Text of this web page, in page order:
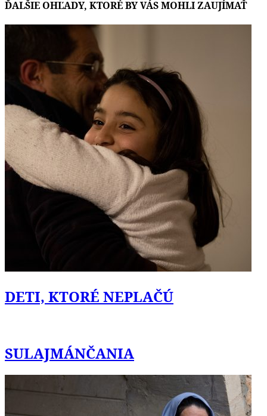
ĎALŠIE OHĽADY, KTORÉ BY VÁS MOHLI ZAUJÍMAŤ
DETI, KTORÉ NEPLAČÚ
SULAJMÁNČANIA